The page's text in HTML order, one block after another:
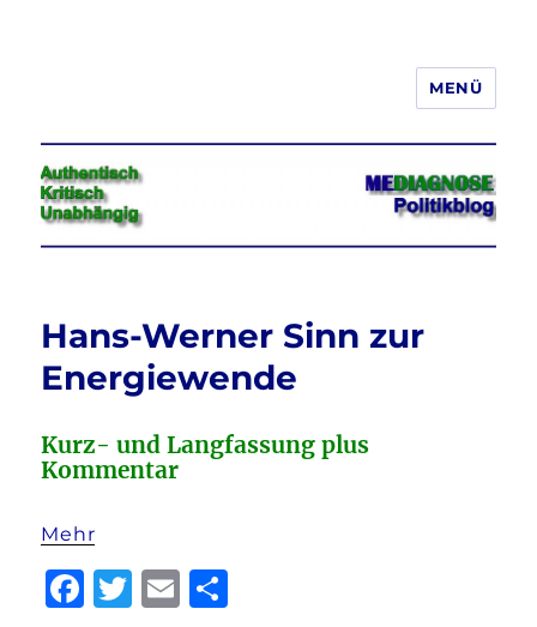
Jeder hat das Recht, seine
Meinung in Wort, Schrift und Bild
frei zu äußern und zu verbreiten
MENÜ
Hans-Werner Sinn zur
Energiewende
Kurz- und Langfassung plus
Kommentar
Mehr
F
T
E